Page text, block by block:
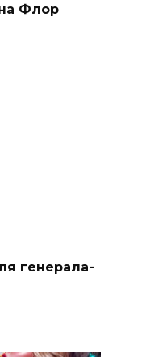
Флор
генерала-